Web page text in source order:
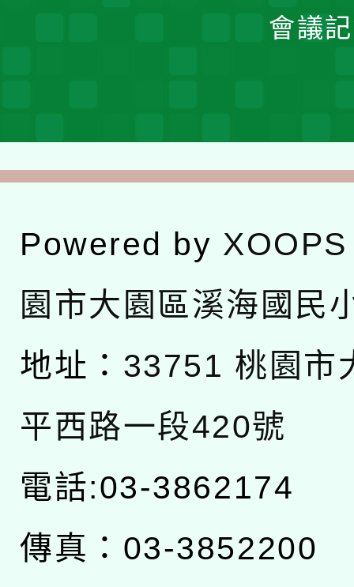
會議
Powered by XOOPS
園市大園區溪海國民
地址： 33751 桃園市
平西路一段420號
電話:03-3862174
傳真：03-3852200